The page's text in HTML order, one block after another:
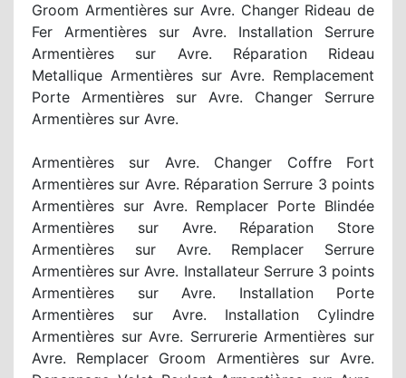
Groom Armentières sur Avre. Changer Rideau de
Fer Armentières sur Avre. Installation Serrure
Armentières sur Avre. Réparation Rideau
Metallique Armentières sur Avre. Remplacement
Porte Armentières sur Avre. Changer Serrure
Armentières sur Avre.
Armentières sur Avre. Changer Coffre Fort
Armentières sur Avre. Réparation Serrure 3 points
Armentières sur Avre. Remplacer Porte Blindée
Armentières sur Avre. Réparation Store
Armentières sur Avre. Remplacer Serrure
Armentières sur Avre. Installateur Serrure 3 points
Armentières sur Avre. Installation Porte
Armentières sur Avre. Installation Cylindre
Armentières sur Avre. Serrurerie Armentières sur
Avre. Remplacer Groom Armentières sur Avre.